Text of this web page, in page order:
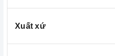
Xuất xứ